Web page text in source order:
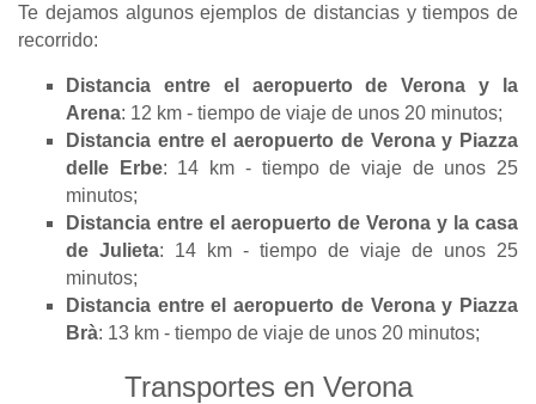
Te dejamos algunos ejemplos de distancias y tiempos de
recorrido:
Distancia entre el aeropuerto de Verona y la
Arena: 12 km - tiempo de viaje de unos 20 minutos;
Distancia entre el aeropuerto de Verona y Piazza
delle Erbe: 14 km - tiempo de viaje de unos 25
minutos;
Distancia entre el aeropuerto de Verona y la casa
de Julieta: 14 km - tiempo de viaje de unos 25
minutos;
Distancia entre el aeropuerto de Verona y Piazza
Brà: 13 km - tiempo de viaje de unos 20 minutos;
Transportes en Verona